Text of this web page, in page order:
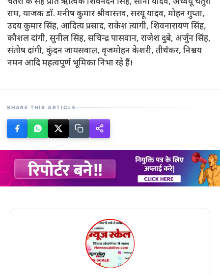
राम, याजक डॉ. मनीष कुमार श्रीवास्तव, सरयू यादव, मोहन गुप्ता,
उदय कुमार सिंह, आदित्य प्रसाद, राकेश त्यागी, शिवनारायण सिंह,
कौशल दांगी, सुनील सिंह, सचिन्द्र पासवान, राजेश दुबे, अर्जुन सिंह,
संतोष दांगी, कुंदन जायसवाल, वृजमोहन केशरी, तीर्थंकर, निश्चय
नमन आदि महत्वपूर्ण भूमिका निभा रहे हैं।
SHARE THIS ARTICLE